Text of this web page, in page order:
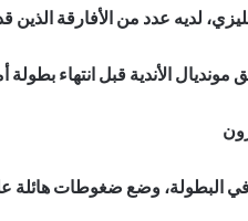
لديه عدد من الأفارقة الذين
الأندية قبل انتهاء بطولة